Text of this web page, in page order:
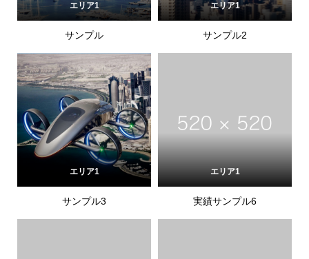
エリア1
サンプル
エリア1
サンプル2
エリア1
サンプル3
エリア1
実績サンプル6